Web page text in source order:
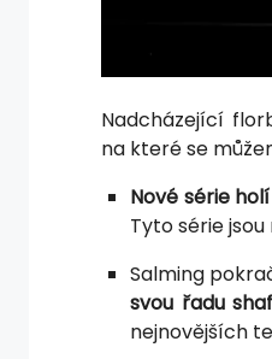
Nadcházející
na které se
Nové série
Tyto série
Salming
svou řadu
nejnovějších